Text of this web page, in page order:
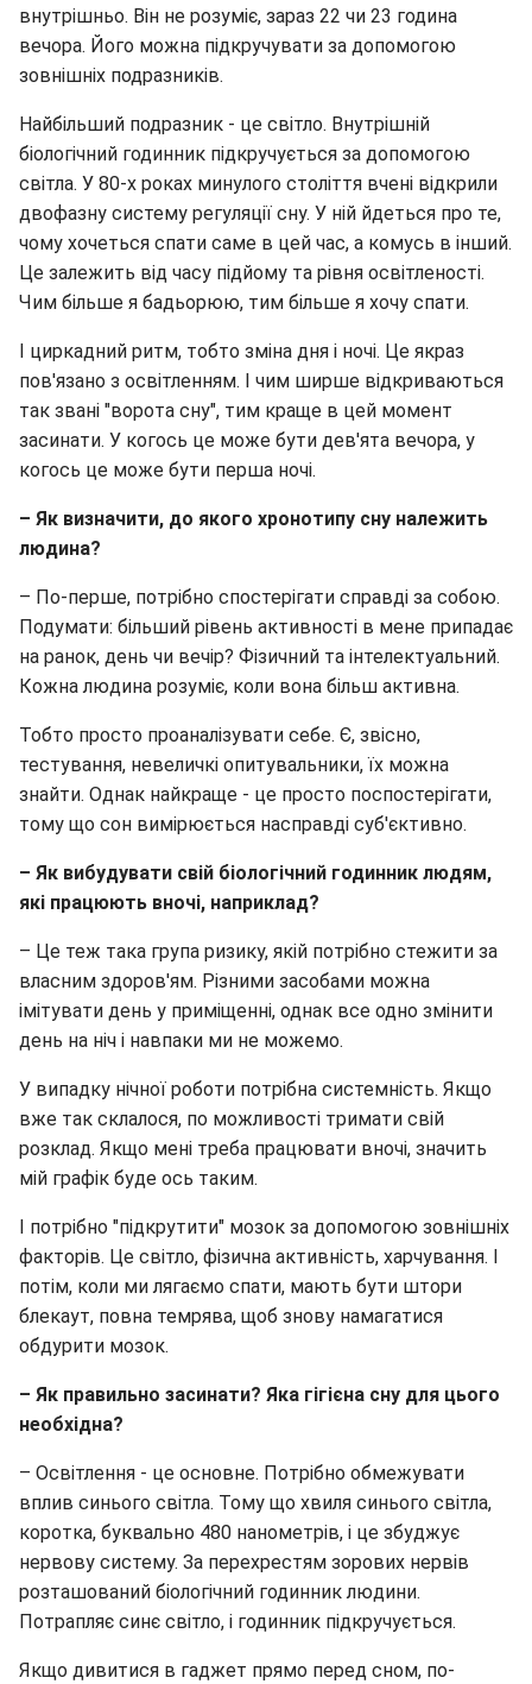
внутрішньо. Він не розуміє, зараз 22 чи 23 година
вечора. Його можна підкручувати за допомогою
зовнішніх подразників.
Найбільший подразник - це світло. Внутрішній
біологічний годинник підкручується за допомогою
світла. У 80-х роках минулого століття вчені відкрили
двофазну систему регуляції сну. У ній йдеться про те,
чому хочеться спати саме в цей час, а комусь в інший.
Це залежить від часу підйому та рівня освітленості.
Чим більше я бадьорюю, тим більше я хочу спати.
І циркадний ритм, тобто зміна дня і ночі. Це якраз
пов'язано з освітленням. І чим ширше відкриваються
так звані "ворота сну", тим краще в цей момент
засинати. У когось це може бути дев'ята вечора, у
когось це може бути перша ночі.
– Як визначити, до якого хронотипу сну належить
людина?
– По-перше, потрібно спостерігати справді за собою.
Подумати: більший рівень активності в мене припадає
на ранок, день чи вечір? Фізичний та інтелектуальний.
Кожна людина розуміє, коли вона більш активна.
Тобто просто проаналізувати себе. Є, звісно,
тестування, невеличкі опитувальники, їх можна
знайти. Однак найкраще - це просто поспостерігати,
тому що сон вимірюється насправді суб'єктивно.
– Як вибудувати свій біологічний годинник людям,
які працюють вночі, наприклад?
– Це теж така група ризику, якій потрібно стежити за
власним здоров'ям. Різними засобами можна
імітувати день у приміщенні, однак все одно змінити
день на ніч і навпаки ми не можемо.
У випадку нічної роботи потрібна системність. Якщо
вже так склалося, по можливості тримати свій
розклад. Якщо мені треба працювати вночі, значить
мій графік буде ось таким.
І потрібно "підкрутити" мозок за допомогою зовнішніх
факторів. Це світло, фізична активність, харчування. І
потім, коли ми лягаємо спати, мають бути штори
блекаут, повна темрява, щоб знову намагатися
обдурити мозок.
– Як правильно засинати? Яка гігієна сну для цього
необхідна?
– Освітлення - це основне. Потрібно обмежувати
вплив синього світла. Тому що хвиля синього світла,
коротка, буквально 480 нанометрів, і це збуджує
нервову систему. За перехрестям зорових нервів
розташований біологічний годинник людини.
Потрапляє синє світло, і годинник підкручується.
Якщо дивитися в гаджет прямо перед сном, по-